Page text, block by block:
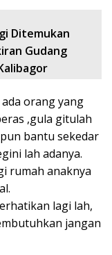
Ditemukan
Gudang
orang yang
,gula gitulah
bantu sekedar
lah adanya.
rumah anaknya
lagi lah,
jangan